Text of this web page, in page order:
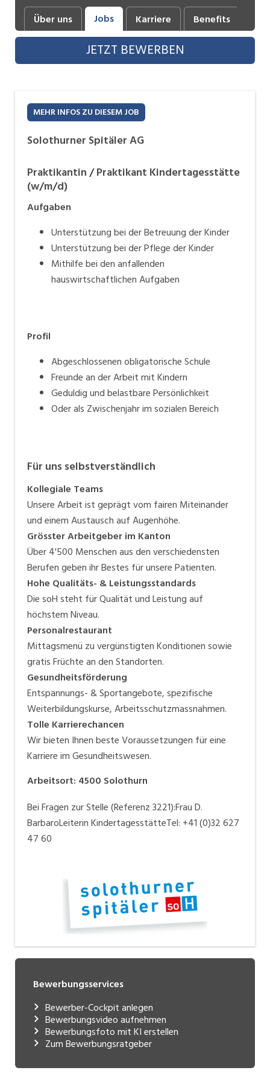
Industrie, Maschinenbau, Anlagenbau,
Produktion
Informatik, Telekommunikation
Körperpflege, Wellness
Marketing, Kommunikation, Medien, Druck
Mechanik, Elektronik, Optik, Textil (Fertigung)
Medizin, Gesundheitswesen, Pflege
Sicherheit, Rettung, Polizei, Zoll
Aussendienst
Über uns Jobs Karriere Benefits
JETZT BEWERBEN
MEHR INFOS ZU DIESEM JOB
Solothurner Spitäler AG
Praktikantin / Praktikant Kindertagesstätte
(w/m/d)
Aufgaben
Unterstützung bei der Betreuung der Kinder
Unterstützung bei der Pflege der Kinder
Mithilfe bei den anfallenden
hauswirtschaftlichen Aufgaben
Profil
Abgeschlossenen obligatorische Schule
Freunde an der Arbeit mit Kindern
Geduldig und belastbare Persönlichkeit
Oder als Zwischenjahr im sozialen Bereich
Für uns selbstverständlich
Kollegiale Teams
Unsere Arbeit ist geprägt vom fairen Miteinander
und einem Austausch auf Augenhöhe.
Grösster Arbeitgeber im Kanton
Über 4'500 Menschen aus den verschiedensten
Berufen geben ihr Bestes für unsere Patienten.
Hohe Qualitäts- & Leistungsstandards
Die soH steht für Qualität und Leistung auf
höchstem Niveau.
Personalrestaurant
Mittagsmenü zu vergünstigten Konditionen sowie
gratis Früchte an den Standorten.
Gesundheitsförderung
Entspannungs- & Sportangebote, spezifische
Weiterbildungskurse, Arbeitsschutzmassnahmen.
Tolle Karrierechancen
Wir bieten Ihnen beste Voraussetzungen für eine
Karriere im Gesundheitswesen.
Arbeitsort: 4500 Solothurn
Bei Fragen zur Stelle (Referenz 3221):Frau D.
BarbaroLeiterin KindertagesstätteTel: +41 (0)32 627
47 60
Bewerbungsservices
Bewerber-Cockpit anlegen
Bewerbungsvideo aufnehmen
Bewerbungsfoto mit KI erstellen
Zum Bewerbungsratgeber